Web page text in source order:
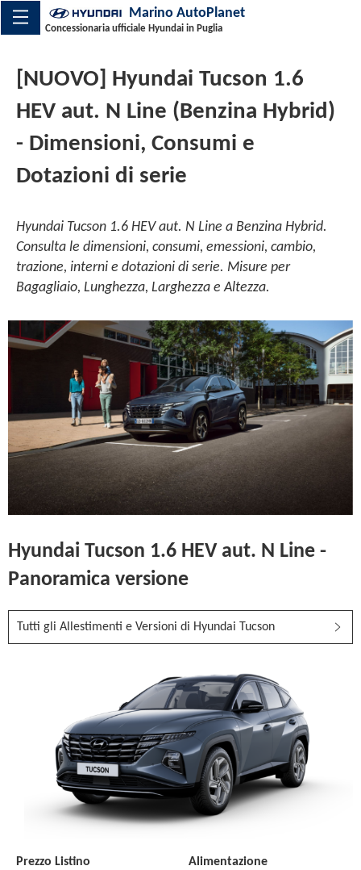
Marino AutoPlanet
Concessionaria ufficiale Hyundai in Puglia
[NUOVO] Hyundai Tucson 1.6
HEV aut. N Line (Benzina Hybrid)
- Dimensioni, Consumi e
Dotazioni di serie
Hyundai Tucson 1.6 HEV aut. N Line a Benzina Hybrid.
Consulta le dimensioni, consumi, emessioni, cambio,
trazione, interni e dotazioni di serie. Misure per
Bagagliaio, Lunghezza, Larghezza e Altezza.
Hyundai Tucson 1.6 HEV aut. N Line -
Panoramica versione
Tutti gli Allestimenti e Versioni di Hyundai Tucson
Prezzo Listino
Alimentazione